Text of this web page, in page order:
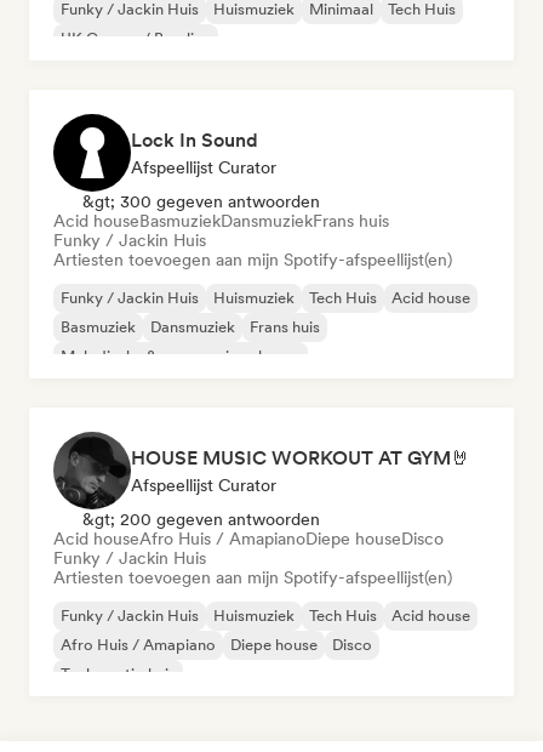
Funky / Jackin Huis
Huismuziek Minimaal
Tech Huis
UK Garage / Bassline
Lock In Sound
Afspeellijst Curator
&gt; 300 gegeven antwoorden
Acid houseBasmuziekDansmuziekFrans huis
Funky / Jackin Huis
Artiesten toevoegen aan mijn Spotify-afspeellijst(en)
Funky / Jackin Huis Huismuziek Tech Huis
Acid house
Basmuziek
Dansmuziek
Frans huis
Melodische & progressieve house
HOUSE MUSIC WORKOUT AT GYM🤘
Afspeellijst Curator
&gt; 200 gegeven antwoorden
Acid houseAfro Huis / AmapianoDiepe houseDisco
Funky / Jackin Huis
Artiesten toevoegen aan mijn Spotify-afspeellijst(en)
Funky / Jackin Huis Huismuziek Tech Huis
Acid house
Afro Huis / Amapiano
Diepe house
Disco
Toekomstig huis